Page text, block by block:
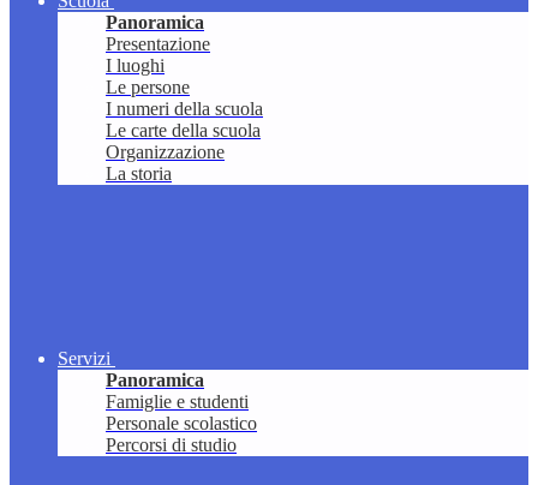
Panoramica
Presentazione
I luoghi
Le persone
I numeri della scuola
Le carte della scuola
Organizzazione
La storia
Servizi
Panoramica
Famiglie e studenti
Personale scolastico
Percorsi di studio